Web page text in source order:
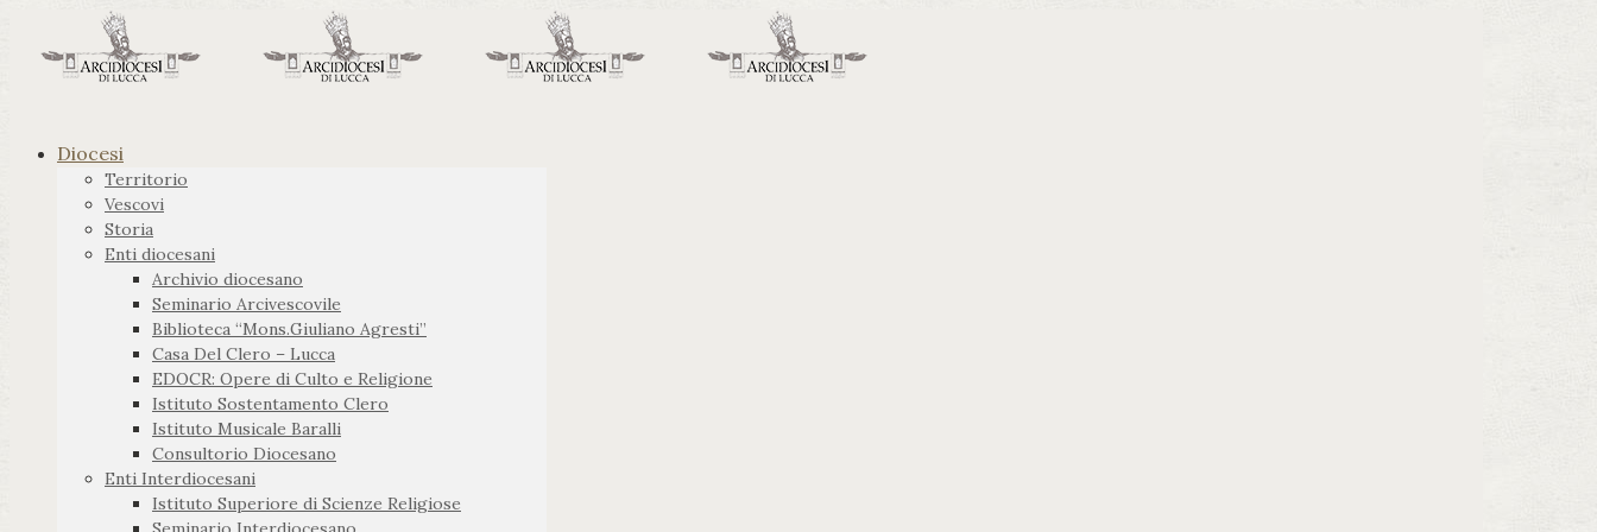
Diocesi
Territorio
Vescovi
Storia
Enti diocesani
Archivio diocesano
Seminario Arcivescovile
Biblioteca “Mons.Giuliano Agresti”
Casa Del Clero – Lucca
EDOCR: Opere di Culto e Religione
Istituto Sostentamento Clero
Istituto Musicale Baralli
Consultorio Diocesano
Enti Interdiocesani
Istituto Superiore di Scienze Religiose